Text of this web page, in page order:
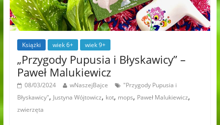
Książki wiek 6+ wiek 9+
„Przygody Pupusia i Błyskawicy” –
Paweł Malukiewicz
08/03/2024 wNaszejBajce
"Przygody Pupusia i
Błyskawicy", Justyna Wójtowicz, kot, mops, Paweł Malukiewicz,
zwierzęta